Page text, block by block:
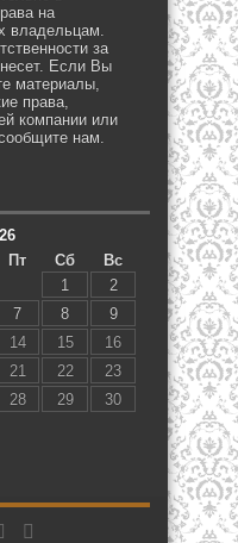
на
владельцам.
за
Если Вы
материалы,
права,
компании или
нам.
Пт Сб
Вс
1
2
7 8
9
14 15
16
21 22
23
28 29
30